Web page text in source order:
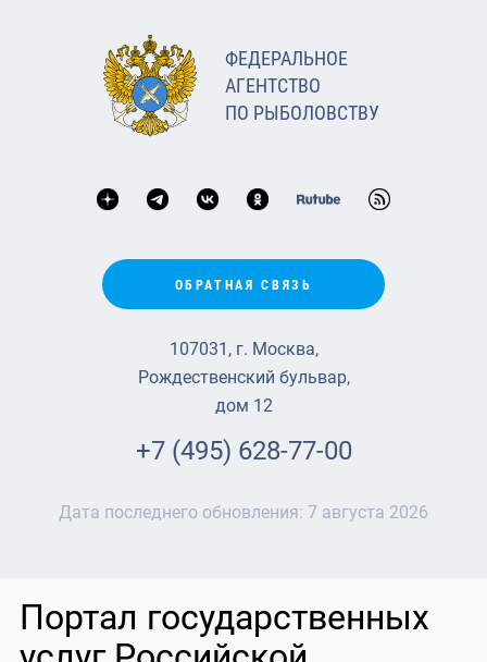
ФЕДЕРАЛЬНОЕ
АГЕНТСТВО
ПО РЫБОЛОВСТВУ
ОБРАТНАЯ СВЯЗЬ
107031, г. Москва,
Рождественский бульвар,
дом 12
+7 (495) 628-77-00
Дата последнего обновления: 7 августа 2026
Портал государственных